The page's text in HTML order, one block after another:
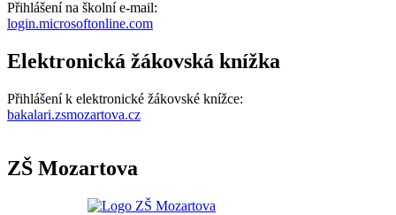
Přihlášení na školní e-mail:
login.microsoftonline.com
Elektronická žákovská knížka
Přihlášení k elektronické žákovské knížce:
bakalari.zsmozartova.cz
ZŠ Mozartova